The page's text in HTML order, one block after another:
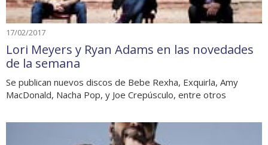
17/02/2017
Lori Meyers y Ryan Adams en las novedades
de la semana
Se publican nuevos discos de Bebe Rexha, Exquirla, Amy
MacDonald, Nacha Pop, y Joe Crepúsculo, entre otros